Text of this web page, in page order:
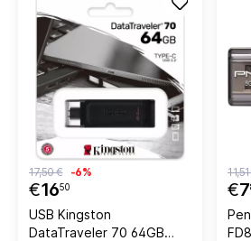
€1650
17,50 € -6%
USB Kingston
DataTraveler 70 64GB
€7